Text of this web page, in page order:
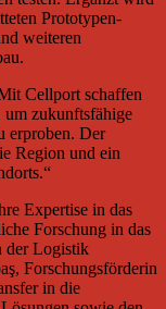
Prototypen-
weiteren
Cellport schaffen
um zukunftsfähige
erproben. Der
Region und ein
Expertise in das
Forschung in das
der Logistik
Forschungsförderin
in die